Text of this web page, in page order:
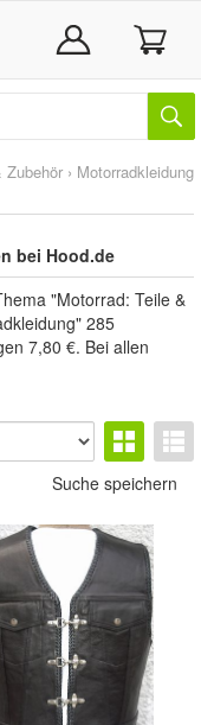
Zubehör › Motorradkleidung
bei Hood.de
"Motorrad: Teile &
285
7,80 €. Bei allen
Suche speichern